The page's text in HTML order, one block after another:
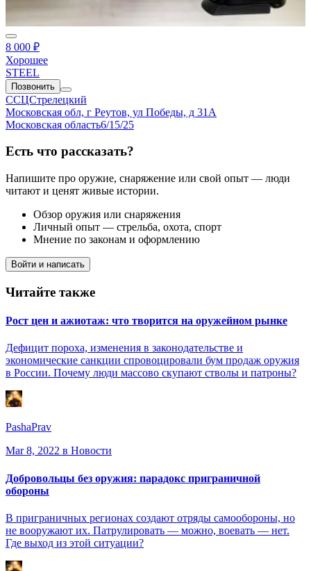
8 000 ₽
Хорошее
STEEL
Позвонить
ССЦСтрелецкий
Московская обл, г Реутов, ул Победы, д 31А
Московская область6/15/25
Есть что рассказать?
Напишите про оружие, снаряжение или свой опыт — люди
читают и ценят живые истории.
Обзор оружия или снаряжения
Личный опыт — стрельба, охота, спорт
Мнение по законам и оформлению
Войти и написать
Читайте также
Рост цен и ажиотаж: что творится на оружейном рынке
Дефицит пороха, изменения в законодательстве и
экономические санкции спровоцировали бум продаж оружия
в России. Почему люди массово скупают стволы и патроны?
PashaPrav
Mar 8, 2022 в Новости
Добровольцы без оружия: парадокс приграничной
обороны
В приграничных регионах создают отряды самообороны, но
не вооружают их. Патрулировать — можно, воевать — нет.
Где выход из этой ситуации?